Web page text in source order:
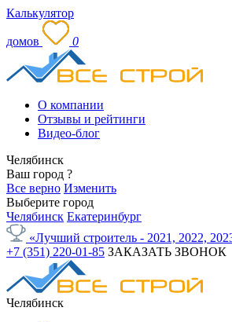
Калькулятор
домов 0
О компании
Отзывы и рейтинги
Видео-блог
Челябинск
Ваш город ?
Все верно Изменить
Выберите город
Челябинск Екатеринбург
«Лучший строитель - 2021, 2022,
+7 (351) 220-01-85 ЗАКАЗАТЬ ЗВОНОК
Челябинск